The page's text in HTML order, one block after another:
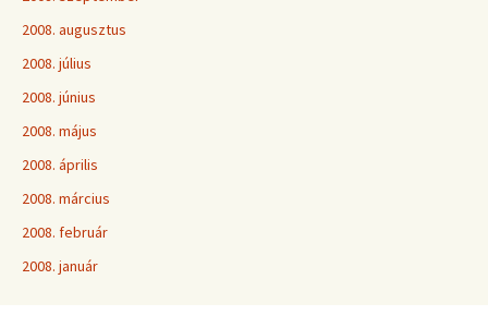
2008. augusztus
2008. július
2008. június
2008. május
2008. április
2008. március
2008. február
2008. január